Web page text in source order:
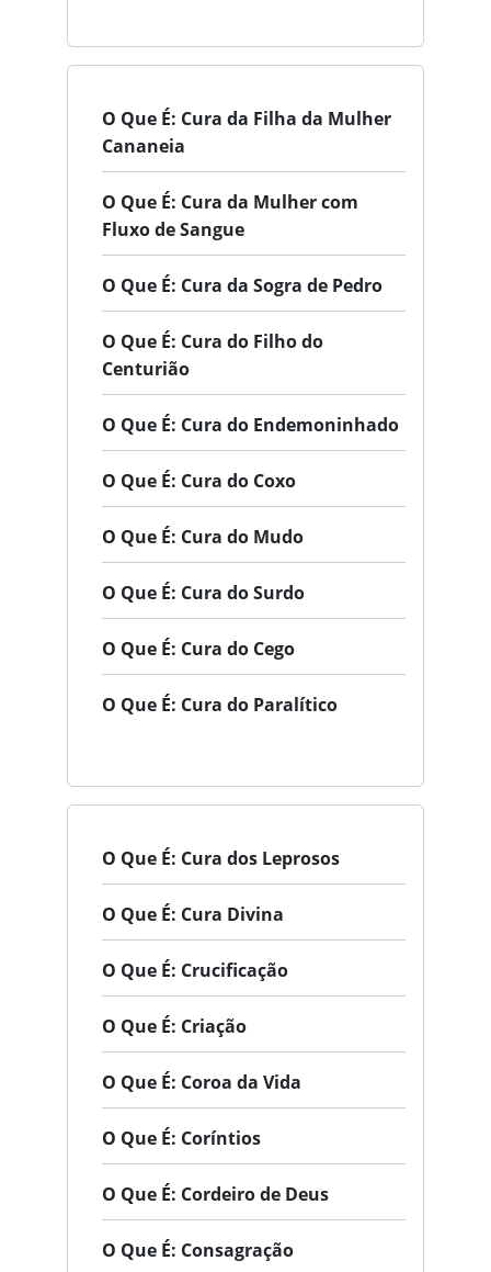
O Que É: Cura da Filha da Mulher
Cananeia
O Que É: Cura da Mulher com
Fluxo de Sangue
O Que É: Cura da Sogra de Pedro
O Que É: Cura do Filho do
Centurião
O Que É: Cura do Endemoninhado
O Que É: Cura do Coxo
O Que É: Cura do Mudo
O Que É: Cura do Surdo
O Que É: Cura do Cego
O Que É: Cura do Paralítico
O Que É: Cura dos Leprosos
O Que É: Cura Divina
O Que É: Crucificação
O Que É: Criação
O Que É: Coroa da Vida
O Que É: Coríntios
O Que É: Cordeiro de Deus
O Que É: Consagração